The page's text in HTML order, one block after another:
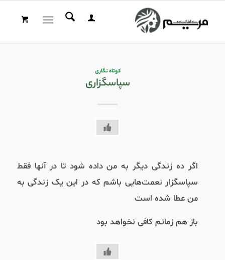
کوتاه نگاری
سپاسگزاری
اگر ده زندگی دیگر به من داده شود تا در آنها فقط
سپاسگزار نعمت‌هایی باشم که در این یک زندگی به
من عطا شده است
باز هم زمانم کافی نخواهد بود